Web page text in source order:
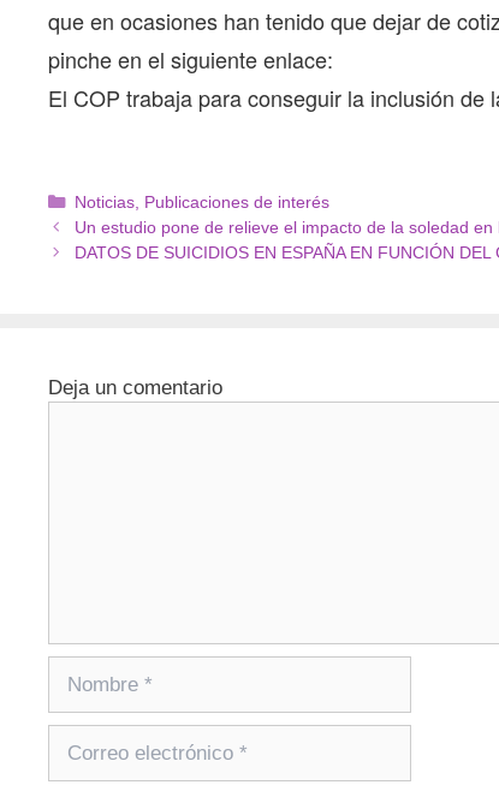
que en ocasiones han tenido que dejar de
pinche en el siguiente enlace:
El COP trabaja para conseguir la inclusión
Noticias, Publicaciones de interés
Un estudio pone de relieve el impacto de la soledad
DATOS DE SUICIDIOS EN ESPAÑA EN FUNCIÓN DEL
Deja un comentario